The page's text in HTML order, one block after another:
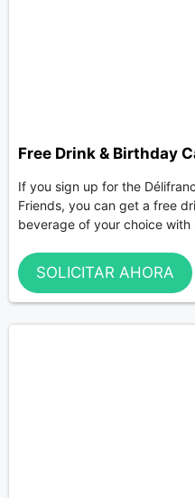
Free Drink & Birthday
If you sign up for the
Friends, you can get a free
beverage of your choice with
SOLICITAR AHORA